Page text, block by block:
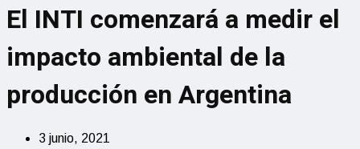
El INTI comenzará a medir el
impacto ambiental de la
producción en Argentina
3 junio, 2021